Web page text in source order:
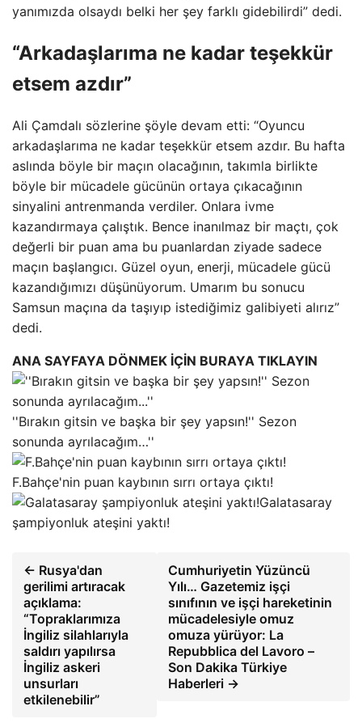
yanımızda olsaydı belki her şey farklı gidebilirdi” dedi.
“Arkadaşlarıma ne kadar teşekkür
etsem azdır”
Ali Çamdalı sözlerine şöyle devam etti: “Oyuncu
arkadaşlarıma ne kadar teşekkür etsem azdır. Bu hafta
aslında böyle bir maçın olacağının, takımla birlikte
böyle bir mücadele gücünün ortaya çıkacağının
sinyalini antrenmanda verdiler. Onlara ivme
kazandırmaya çalıştık. Bence inanılmaz bir maçtı, çok
değerli bir puan ama bu puanlardan ziyade sadece
maçın başlangıcı. Güzel oyun, enerji, mücadele gücü
kazandığımızı düşünüyorum. Umarım bu sonucu
Samsun maçına da taşıyıp istediğimiz galibiyeti alırız”
dedi.
ANA SAYFAYA DÖNMEK İÇİN BURAYA TIKLAYIN
''Bırakın gitsin ve başka bir şey yapsın!'' Sezon
sonunda ayrılacağım…''
F.Bahçe'nin puan kaybının sırrı ortaya çıktı!
Galatasaray
şampiyonluk ateşini yaktı!
← Rusya'dan
gerilimi artıracak
açıklama:
“Topraklarımıza
İngiliz silahlarıyla
saldırı yapılırsa
İngiliz askeri
unsurları
etkilenebilir”
Cumhuriyetin Yüzüncü
Yılı… Gazetemiz işçi
sınıfının ve işçi hareketinin
mücadelesiyle omuz
omuza yürüyor: La
Repubblica del Lavoro –
Son Dakika Türkiye
Haberleri →